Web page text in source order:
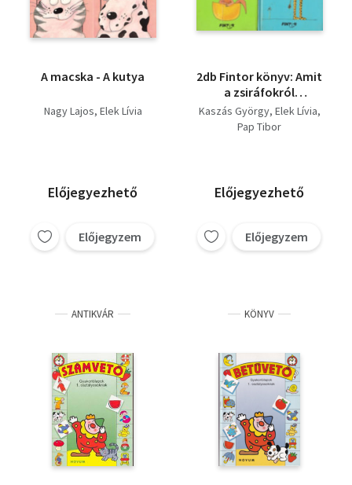
A macska - A kutya
Nagy Lajos Elek Lívia
Előjegyezhető
Előjegyzem
2db Fintor könyv: Amit
a zsiráfokról
feltétlenül tudni kell +
Amit a kengurukról
Kaszás György Elek Lívia
Pap Tibor
Előjegyezhető
Előjegyzem
ANTIKVÁR KÖNYV